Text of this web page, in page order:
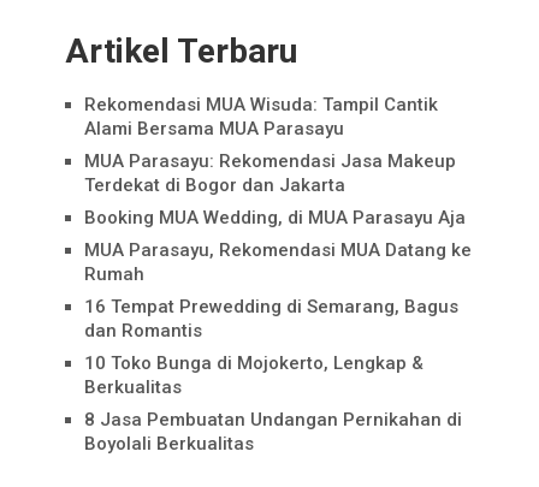
Artikel Terbaru
Rekomendasi MUA Wisuda: Tampil Cantik
Alami Bersama MUA Parasayu
MUA Parasayu: Rekomendasi Jasa Makeup
Terdekat di Bogor dan Jakarta
Booking MUA Wedding, di MUA Parasayu Aja
MUA Parasayu, Rekomendasi MUA Datang ke
Rumah
16 Tempat Prewedding di Semarang, Bagus
dan Romantis
10 Toko Bunga di Mojokerto, Lengkap &
Berkualitas
8 Jasa Pembuatan Undangan Pernikahan di
Boyolali Berkualitas